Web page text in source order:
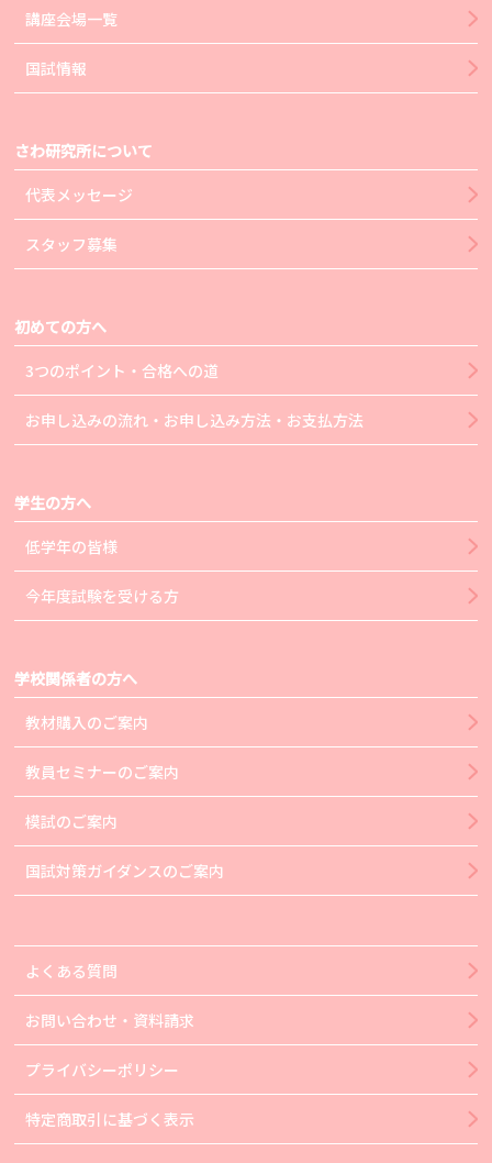
講座会場一覧
国試情報
さわ研究所について
代表メッセージ
スタッフ募集
初めての方へ
3つのポイント・合格への道
お申し込みの流れ・お申し込み方法・お支払方法
学生の方へ
低学年の皆様
今年度試験を受ける方
学校関係者の方へ
教材購入のご案内
教員セミナーのご案内
模試のご案内
国試対策ガイダンスのご案内
よくある質問
お問い合わせ・資料請求
プライバシーポリシー
特定商取引に基づく表示